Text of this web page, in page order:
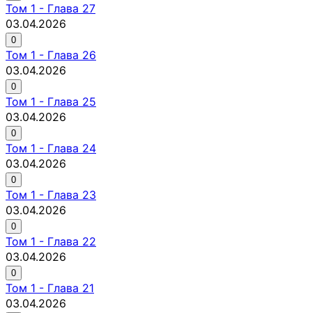
Том 1 - Глава 27
03.04.2026
0
Том 1 - Глава 26
03.04.2026
0
Том 1 - Глава 25
03.04.2026
0
Том 1 - Глава 24
03.04.2026
0
Том 1 - Глава 23
03.04.2026
0
Том 1 - Глава 22
03.04.2026
0
Том 1 - Глава 21
03.04.2026